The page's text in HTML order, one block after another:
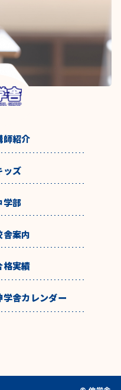
師紹介
ッズ
学部
舎案内
格実績
学舎カレンダー